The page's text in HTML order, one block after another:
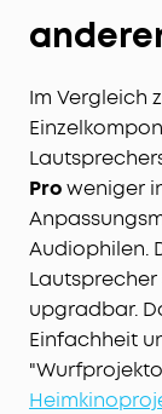
Im Vergleich
Proweniger
Audiophilen.
upgradbar.
Einfachheit